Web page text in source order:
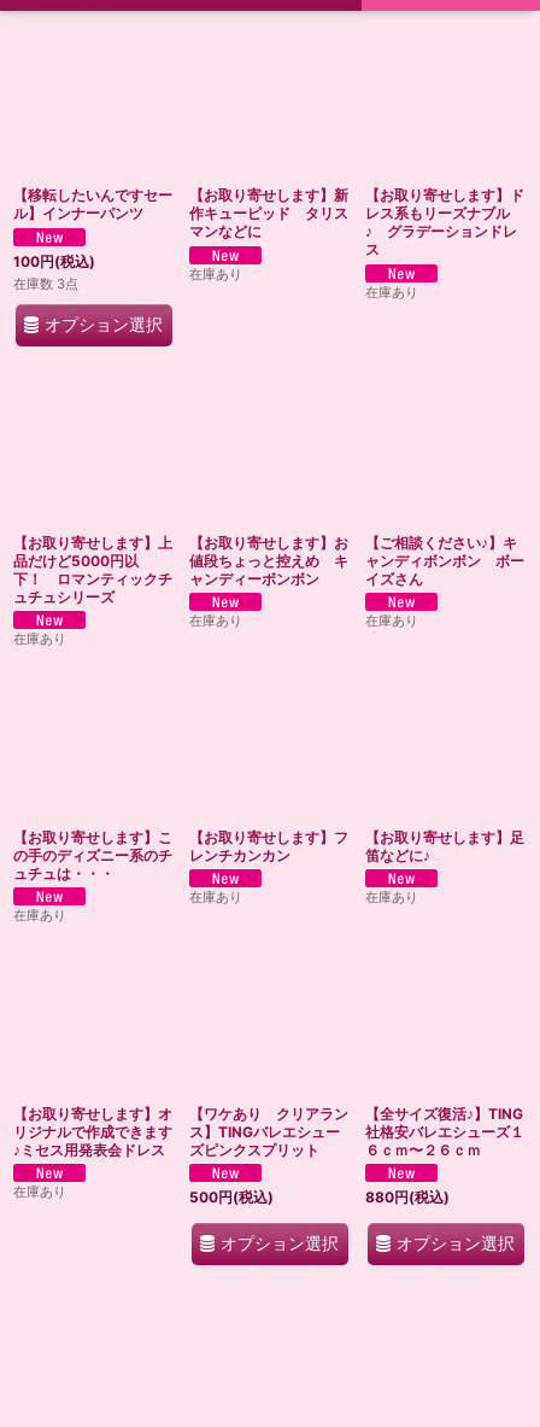
【移転したいんですセー
ル】インナーパンツ
100円(税込)
在庫数 3点
オプション選択
【お取り寄せします】新
作キューピッド タリス
マンなどに
在庫あり
【お取り寄せします】ド
レス系もリーズナブル
♪ グラデーションドレ
ス
在庫あり
【お取り寄せします】上
品だけど5000円以
下！ ロマンティックチ
ュチュシリーズ
在庫あり
【お取り寄せします】お
値段ちょっと控えめ キ
ャンディーボンボン
在庫あり
【ご相談ください♪】キ
ャンディボンボン ボー
イズさん
在庫あり
【お取り寄せします】こ
の手のディズニー系のチ
ュチュは・・・
在庫あり
【お取り寄せします】フ
レンチカンカン
在庫あり
【お取り寄せします】足
笛などに♪
在庫あり
【お取り寄せします】オ
リジナルで作成できます
♪ミセス用発表会ドレス
在庫あり
【ワケあり クリアラン
ス】TINGバレエシュー
ズピンクスプリット
500円(税込)
オプション選択
【全サイズ復活♪】TING
社格安バレエシューズ１
６ｃｍ〜２６ｃｍ
880円(税込)
オプション選択